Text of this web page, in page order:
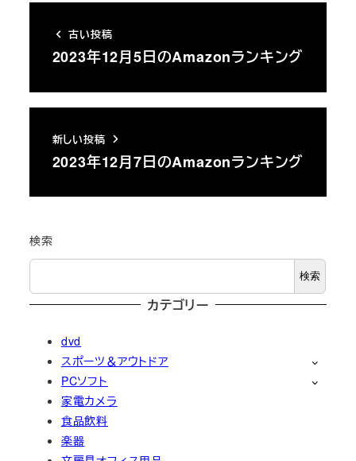
古い投稿
2023年12月5日のAmazonランキング
新しい投稿
2023年12月7日のAmazonランキング
検索
検索
カテゴリー
dvd
スポーツ＆アウトドア
PCソフト
家電カメラ
食品飲料
楽器